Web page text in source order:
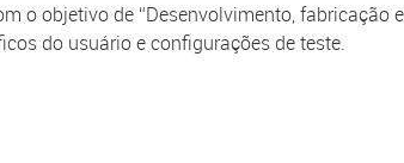
o objetivo de “Desenvolvimento,
do usuário e configurações de teste.